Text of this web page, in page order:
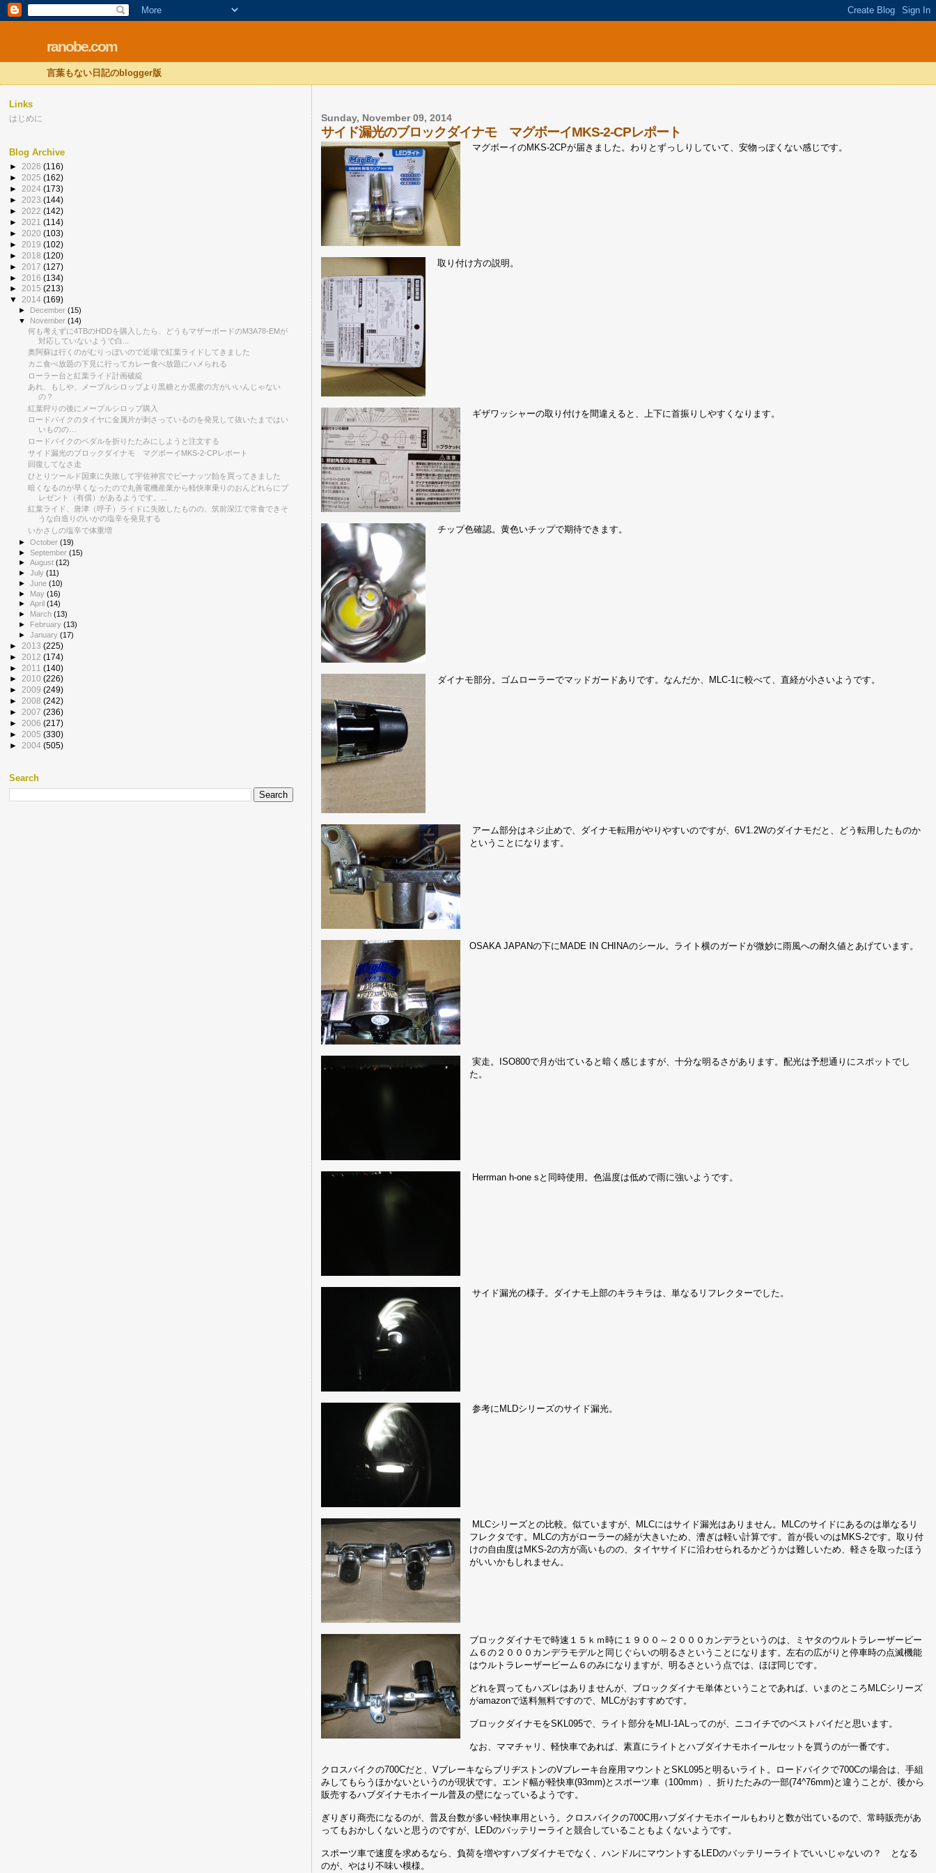
ranobe.com
言葉もない日記のblogger版
Sunday, November 09, 2014
サイド漏光のブロックダイナモ マグボーイMKS-2-CPレポート
マグボーイのMKS-2CPが届きました。わりとずっしりしていて、安物っぽくない感じです。
取り付け方の説明。
ギザワッシャーの取り付けを間違えると、上下に首振りしやすくなります。
チップ色確認。黄色いチップで期待できます。
ダイナモ部分。ゴムローラーでマッドガードありです。なんだか、MLC-1に較べて、直経が小さいようです。
アーム部分はネジ止めで、ダイナモ転用がやりやすいのですが、6V1.2Wのダイナモだと、どう転用したものか
ということになります。
OSAKA JAPANの下にMADE IN CHINAのシール。ライト横のガードが微妙に雨風への耐久値とあげています。
実走。ISO800で月が出ていると暗く感じますが、十分な明るさがあります。配光は予想通りにスポットでし
た。
Herrman h-one sと同時使用。色温度は低めで雨に強いようです。
サイド漏光の様子。ダイナモ上部のキラキラは、単なるリフレクターでした。
参考にMLDシリーズのサイド漏光。
MLCシリーズとの比較。似ていますが、MLCにはサイド漏光はありません。MLCのサイドにあるのは単なるリ
フレクタです。MLCの方がローラーの経が大きいため、漕ぎは軽い計算です。首が長いのはMKS-2です。取り付
けの自由度はMKS-2の方が高いものの、タイヤサイドに沿わせられるかどうかは難しいため、軽さを取ったほう
がいいかもしれません。
ブロックダイナモで時速１５ｋｍ時に１９００～２０００カンデラというのは、ミヤタのウルトラレーザービー
ム６の２０００カンデラモデルと同じぐらいの明るさということになります。左右の広がりと停車時の点滅機能
はウルトラレーザービーム６のみになりますが、明るさという点では、ほぼ同じです。
どれを買ってもハズレはありませんが、ブロックダイナモ単体ということであれば、いまのところMLCシリーズ
がamazonで送料無料ですので、MLCがおすすめです。
ブロックダイナモをSKL095で、ライト部分をMLI-1ALってのが、ニコイチでのベストバイだと思います。
なお、ママチャリ、軽快車であれば、素直にライトとハブダイナモホイールセットを買うのが一番です。
クロスバイクの700Cだと、VブレーキならブリヂストンのVブレーキ台座用マウントとSKL095と明るいライト。ロードバイクで700Cの場合は、手組
みしてもらうほかないというのが現状です。エンド幅が軽快車(93mm)とスポーツ車（100mm）、折りたたみの一部(74^76mm)と違うことが、後から
販売するハブダイナモホイール普及の壁になっているようです。
ぎりぎり商売になるのが、普及台数が多い軽快車用という。クロスバイクの700C用ハブダイナモホイールもわりと数が出ているので、常時販売があ
ってもおかしくないと思うのですが、LEDのバッテリーライと競合していることもよくないようです。
スポーツ車で速度を求めるなら、負荷を増やすハブダイナモでなく、ハンドルにマウントするLEDのバッテリーライトでいいじゃないの？ となる
のが、やはり不味い模様。
Links
はじめに
Blog Archive
► 2026 (116)
► 2025 (162)
► 2024 (173)
► 2023 (144)
► 2022 (142)
► 2021 (114)
► 2020 (103)
► 2019 (102)
► 2018 (120)
► 2017 (127)
► 2016 (134)
► 2015 (213)
▼ 2014 (169)
► December(15)
▼ November(14)
何も考えずに4TBのHDDを購入したら、どうもマザーボードのM3A78-EMが
対応していないようで白...
奥阿蘇は行くのがむりっぽいので近場で紅葉ライドしてきました
カニ食べ放題の下見に行ってカレー食べ放題にハメられる
ローラー台と紅葉ライド計画破綻
あれ、もしや、メープルシロップより黒糖とか黒蜜の方がいいんじゃない
の？
紅葉狩りの後にメープルシロップ購入
ロードバイクのタイヤに金属片が刺さっているのを発見して抜いたまではい
いものの…
ロードバイクのペダルを折りたたみにしようと注文する
サイド漏光のブロックダイナモ マグボーイMKS-2-CPレポート
回復してなさ走
ひとりツールド国東に失敗して宇佐神宮でピーナッツ飴を買ってきました
暗くなるのが早くなったので丸善電機産業から軽快車乗りのおんどれらにプ
レゼント（有償）があるようです。...
紅葉ライド、唐津（呼子）ライドに失敗したものの、筑前深江で常食できそ
うな白造りのいかの塩辛を発見する
いかさしの塩辛で体重増
►October(19)
►September(15)
►August(12)
►July(11)
►June(10)
► May(16)
►April(14)
► March(13)
► February(13)
►January(17)
► 2013 (225)
► 2012 (174)
► 2011 (140)
► 2010 (226)
► 2009 (249)
► 2008 (242)
► 2007 (236)
► 2006 (217)
► 2005 (330)
► 2004 (505)
Search